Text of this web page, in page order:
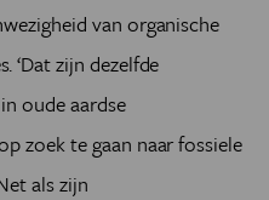
van organische
‘Dat zijn dezelfde
oude aardse
zoek te gaan naar fossiele
als zijn